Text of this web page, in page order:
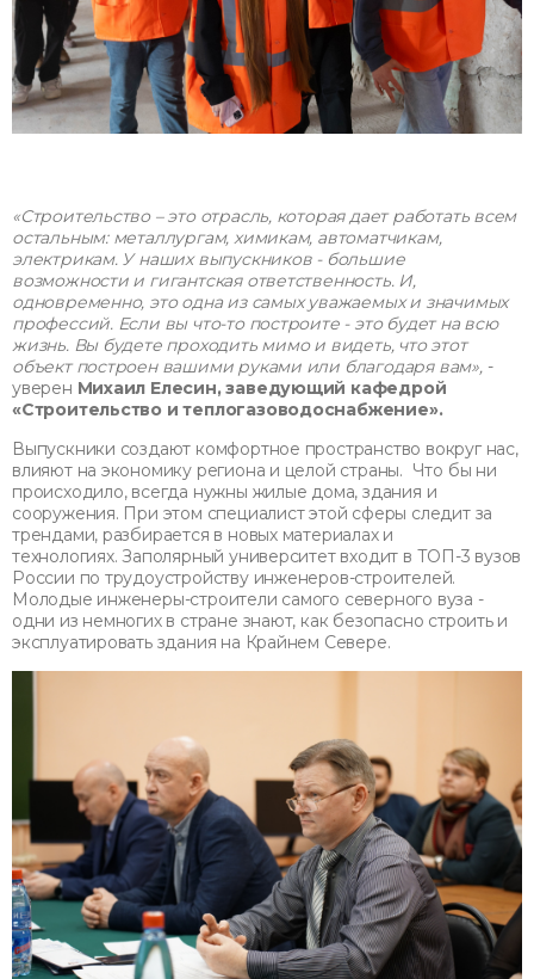
«Строительство – это отрасль, которая дает работать всем
остальным: металлургам, химикам, автоматчикам,
электрикам. У наших выпускников - большие
возможности и гигантская ответственность. И,
одновременно, это одна из самых уважаемых и значимых
профессий. Если вы что-то построите - это будет на всю
жизнь. Вы будете проходить мимо и видеть, что этот
объект построен вашими руками или благодаря вам», -
уверен Михаил Елесин, заведующий кафедрой
«Строительство и теплогазоводоснабжение».
Выпускники создают комфортное пространство вокруг нас,
влияют на экономику региона и целой страны. Что бы ни
происходило, всегда нужны жилые дома, здания и
сооружения. При этом специалист этой сферы следит за
трендами, разбирается в новых материалах и
технологиях. Заполярный университет входит в ТОП-3 вузов
России по трудоустройству инженеров-строителей.
Молодые инженеры-строители самого северного вуза -
одни из немногих в стране знают, как безопасно строить и
эксплуатировать здания на Крайнем Севере.